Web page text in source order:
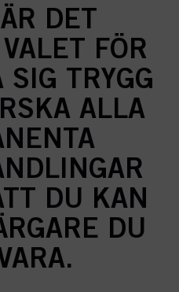
DET
FÖR
TRYGG
ALLA
DU KAN
DU